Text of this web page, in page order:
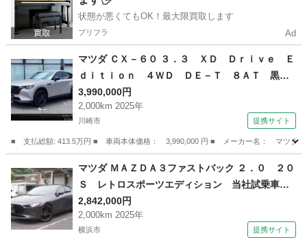
状態が悪くてもOK！最大限買取します
プリフラ Ad
マツダ ＣＸ－６０ ３．３ ＸＤ Ｄｒｉｖｅ Ｅ
ｄｉｔｉｏｎ ４ＷＤ ＤＥ－Ｔ ８ＡＴ 黒革
シート マツコネナビ ３６０°モニター ＴＶ
電動リアゲート ＥＴＣ ４ＷＤ 禁煙車 レー
ンキープアシスト ＥＴＣ ３６０度カメラ オ
ートマチックハイビーム 電動シート オートラ
イト （検10.11）
3,990,000円
2,000km 2025年
川崎市 提携サイト
■ 支払総額: 413.5万円 ■ 車両本体価格： 3,990,000 円 ■ メーカー名： マツ
マツダ
マツダ ＭＡＺＤＡ３ファストバック ２．０ ２０
Ｓ レトロスポーツエディション 当社試乗車
ワンオーナー 禁煙車 マツダコネクトナビ 全
周囲カメラ 衝突被害軽減ブレーキ 純正１８イ
ンチアルミ 前後パーキングセンサー 横滑り防
2,842,000円
2,000km 2025年
横浜市 提携サイト